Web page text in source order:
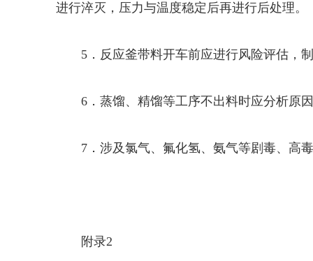
进行淬灭，压力与温度稳定后再进行后处理。
5． 反应釜带料开车前应进行风险评估，
6． 蒸馏、精馏等工序不出料时应分析原
7． 涉及氯气、氟化氢、氨气等剧毒、高
附录2